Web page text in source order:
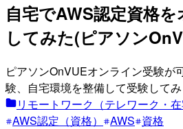
自宅でAWS認定資格
してみた(ピアソン
ピアソンOnVUEオンライン受験が
験、自宅環境を整備して受験してみ
リモートワーク（テレワーク・在
AWS認定（資格）
AWS 資格